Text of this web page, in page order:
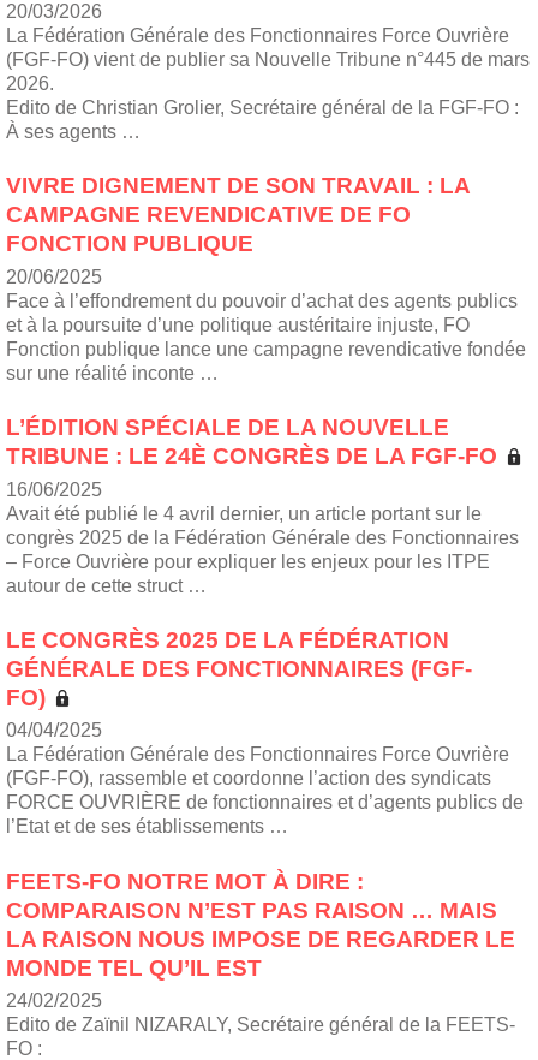
20/03/2026
La Fédération Générale des Fonctionnaires Force Ouvrière
(FGF-FO) vient de publier sa Nouvelle Tribune n°445 de mars
2026.
Edito de Christian Grolier, Secrétaire général de la FGF-FO :
À ses agents …
VIVRE DIGNEMENT DE SON TRAVAIL : LA
CAMPAGNE REVENDICATIVE DE FO
FONCTION PUBLIQUE
20/06/2025
Face à l’effondrement du pouvoir d’achat des agents publics
et à la poursuite d’une politique austéritaire injuste, FO
Fonction publique lance une campagne revendicative fondée
sur une réalité inconte …
L’ÉDITION SPÉCIALE DE LA NOUVELLE
TRIBUNE : LE 24È CONGRÈS DE LA FGF-FO
16/06/2025
Avait été publié le 4 avril dernier, un article portant sur le
congrès 2025 de la Fédération Générale des Fonctionnaires
– Force Ouvrière pour expliquer les enjeux pour les ITPE
autour de cette struct …
LE CONGRÈS 2025 DE LA FÉDÉRATION
GÉNÉRALE DES FONCTIONNAIRES (FGF-
FO)
04/04/2025
La Fédération Générale des Fonctionnaires Force Ouvrière
(FGF-FO), rassemble et coordonne l’action des syndicats
FORCE OUVRIÈRE de fonctionnaires et d’agents publics de
l’Etat et de ses établissements …
FEETS-FO NOTRE MOT À DIRE :
COMPARAISON N’EST PAS RAISON … MAIS
LA RAISON NOUS IMPOSE DE REGARDER LE
MONDE TEL QU’IL EST
24/02/2025
Edito de Zaïnil NIZARALY, Secrétaire général de la FEETS-
FO :